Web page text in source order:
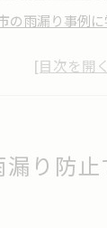
の雨漏り事例
スが招く雨漏り
を防ぐDIY瓦補
り防